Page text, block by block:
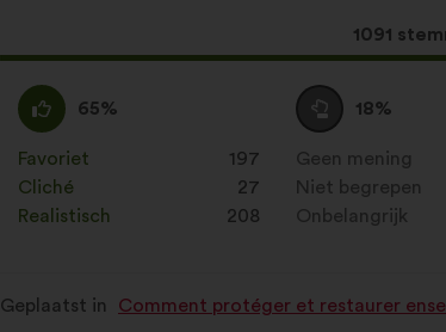
Dit
voorstel
1091
Mee
eens
:
65%
Dit
voorstel
is
gekwalificeerd
als:
Favoriet
: 197
keer
Cliché
: 27
keer
Realistisch
: 208
keer
Neutraal
:
18%
Dit
voorstel
is
gekwalificeerd
als:
Geen mening
:keer
Niet begrepen
:keer
Onbelangrijk
:keer
Geplaatst in Comment protéger et restaurer